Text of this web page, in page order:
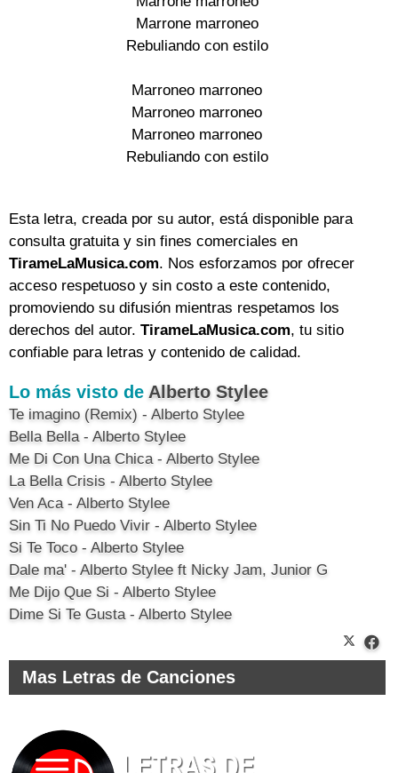
Marrone marroneo
Rebuliando con estilo
Marroneo marroneo
Marroneo marroneo
Marroneo marroneo
Rebuliando con estilo
Esta letra, creada por su autor, está disponible para
consulta gratuita y sin fines comerciales en
TirameLaMusica.com. Nos esforzamos por ofrecer
acceso respetuoso y sin costo a este contenido,
promoviendo su difusión mientras respetamos los
derechos del autor. TirameLaMusica.com, tu sitio
confiable para letras y contenido de calidad.
Lo más visto de Alberto Stylee
Te imagino (Remix) - Alberto Stylee
Bella Bella - Alberto Stylee
Me Di Con Una Chica - Alberto Stylee
La Bella Crisis - Alberto Stylee
Ven Aca - Alberto Stylee
Sin Ti No Puedo Vivir - Alberto Stylee
Si Te Toco - Alberto Stylee
Dale ma' - Alberto Stylee ft Nicky Jam, Junior G
Me Dijo Que Si - Alberto Stylee
Dime Si Te Gusta - Alberto Stylee
Mas Letras de Canciones